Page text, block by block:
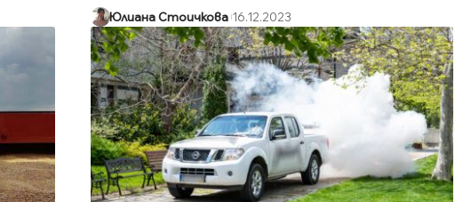
Юлиана Стоичкова 16.12.2023